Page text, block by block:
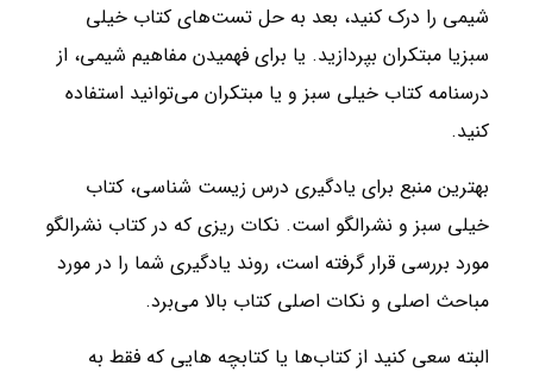
شیمی را درک کنید، بعد به حل تست‌های کتاب خیلی
سبزیا مبتکران بپردازید. یا برای فهمیدن مفاهیم شیمی، از
درسنامه کتاب خیلی سبز و یا مبتکران می‌توانید استفاده
کنید.
بهترین منبع برای یادگیری درس زیست شناسی، کتاب
خیلی سبز و نشرالگو است. نکات ریزی که در کتاب نشرالگو
مورد بررسی قرار گرفته است، روند یادگیری شما را در مورد
مباحث اصلی و نکات اصلی کتاب بالا می‌برد.
البته سعی کنید از کتاب‌ها یا کتابچه هایی که فقط به